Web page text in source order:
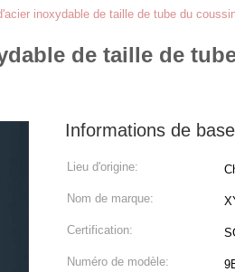
inoxydable de taille de tube du
de taille de
Informations de base
Lieu d'origine:
Nom de marque:
Certification:
Numéro de modèle: